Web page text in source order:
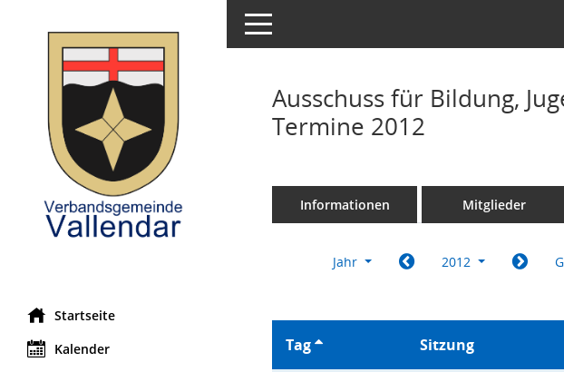
Startseite
Kalender
Toggle navigation
Ausschuss für Bildung,
Termine 2012
Informationen Mitglieder
Jahr 2012
Tag Sitzung